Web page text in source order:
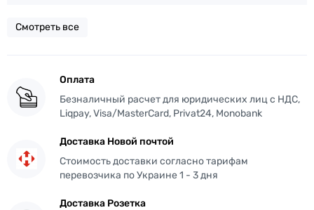
Смотреть все
Оплата
Безналичный расчет для юридических лиц с НДС,
Liqpay, Visa/MasterCard, Privat24, Monobank
Доставка Новой почтой
Стоимость доставки согласно тарифам
перевозчика по Украине 1 - 3 дня
Доставка Розетка